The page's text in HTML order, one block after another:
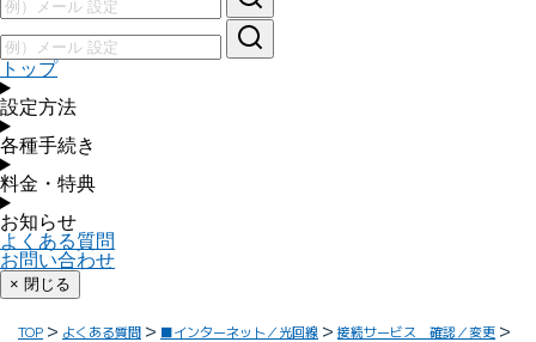
トップ
設定方法
各種手続き
料金・特典
お知らせ
よくある質問
お問い合わせ
× 閉じる
TOP よくある質問 ■インターネット／光回線
接続サービス 確認／変更